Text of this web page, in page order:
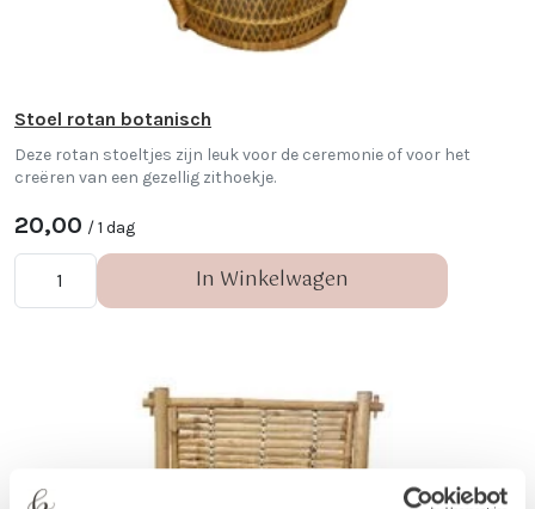
Stoel rotan botanisch
Deze rotan stoeltjes zijn leuk voor de ceremonie of voor het
creëren van een gezellig zithoekje.
20,00 / 1 dag
In Winkelwagen